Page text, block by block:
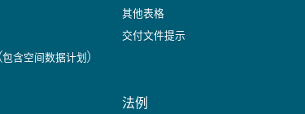
含空间数据计划)
其他表格
交付文件提示
法例